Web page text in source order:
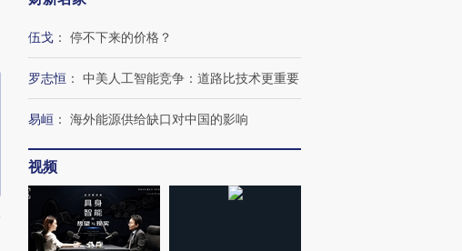
伍戈 ： 停不下来的价格？
罗志恒 ： 中美人工智能竞争：道路比技术更重要
易峘 ： 海外能源供给缺口对中国的影响
视频